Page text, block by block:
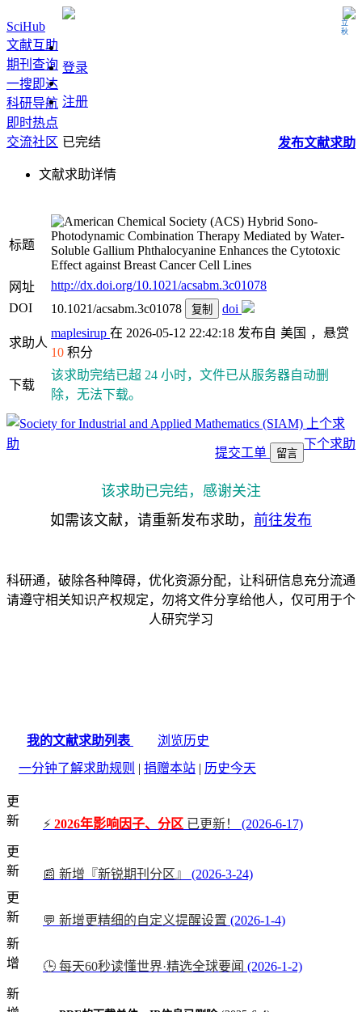
立秋
SciHub
文献互助
期刊查询
一搜即达
科研导航
即时热点
交流社区
登录
注册
发布文献求助
已完结
文献求助详情
标题
Hybrid Sono-
Photodynamic Combination Therapy Mediated by Water-
Soluble Gallium Phthalocyanine Enhances the Cytotoxic
Effect against Breast Cancer Cell Lines
网址
http://dx.doi.org/10.1021/acsabm.3c01078
DOI
10.1021/acsabm.3c01078 复制 doi
求助人
maplesirup 在 2026-05-12 22:42:18 发布自 美国 ，悬赏
10 积分
下载
该求助完结已超 24 小时，文件已从服务器自动删
除，无法下载。
上个求
助
下个求助
提交工单 留言
该求助已完结，感谢关注
如需该文献，请重新发布求助， 前往发布
科研通，破除各种障碍，优化资源分配，让科研信息充分流通
请遵守相关知识产权规定，勿将文件分享给他人，仅可用于个
人研究学习
我的文献求助列表
浏览历史
一分钟了解求助规则 | 捐赠本站 | 历史今天
更
新
⚡ 2026年影响因子、分区 已更新！
(2026-6-17)
更
新
📰 新增『新锐期刊分区』
(2026-3-24)
更
新
💬 新增更精细的自定义提醒设置 (2026-1-4)
新
增
🕒 每天60秒读懂世界·精选全球要闻 (2026-1-2)
新